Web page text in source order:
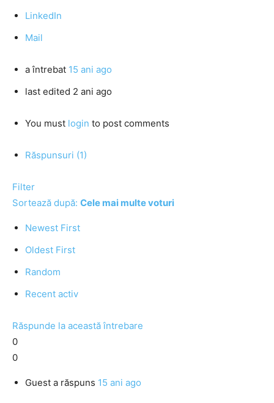
LinkedIn
Mail
a întrebat 15 ani ago
last edited 2 ani ago
You must login to post comments
Răspunsuri (1)
Filter
Sortează după: Cele mai multe voturi
Newest First
Oldest First
Random
Recent activ
Răspunde la această întrebare
0
0
Guest a răspuns 15 ani ago